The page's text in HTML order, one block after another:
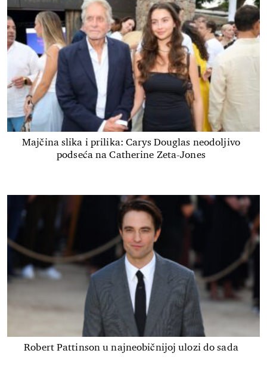
Majčina slika i prilika: Carys Douglas neodoljivo
podseća na Catherine Zeta-Jones
Robert Pattinson u najneobičnijoj ulozi do sada